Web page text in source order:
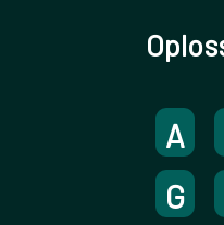
A
G